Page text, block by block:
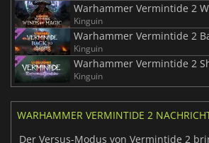
Kinguin
Kinguin
Kinguin
WARHAMMER VERMINTIDE 2